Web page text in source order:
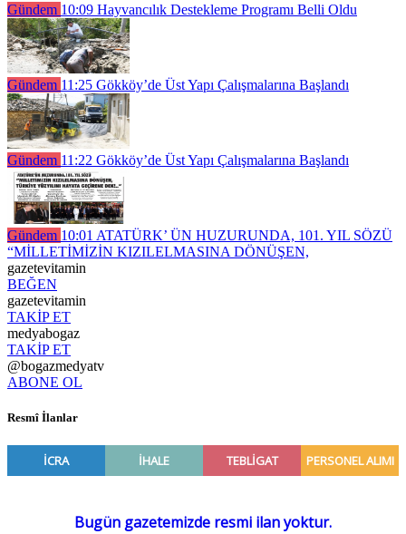
Gündem 10:09 Hayvancılık Destekleme Programı Belli Oldu
Gündem 11:25 Gökköy’de Üst Yapı Çalışmalarına Başlandı
Gündem 11:22 Gökköy’de Üst Yapı Çalışmalarına Başlandı
Gündem 10:01 ATATÜRK’ ÜN HUZURUNDA, 101. YIL SÖZÜ
“MİLLETİMİZİN KIZILELMASINA DÖNÜŞEN,
gazetevitamin
BEĞEN
gazetevitamin
TAKİP ET
medyabogaz
TAKİP ET
@bogazmedyatv
ABONE OL
Resmî İlanlar